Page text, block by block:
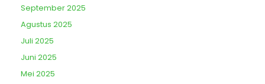
September 2025
Agustus 2025
Juli 2025
Juni 2025
Mei 2025